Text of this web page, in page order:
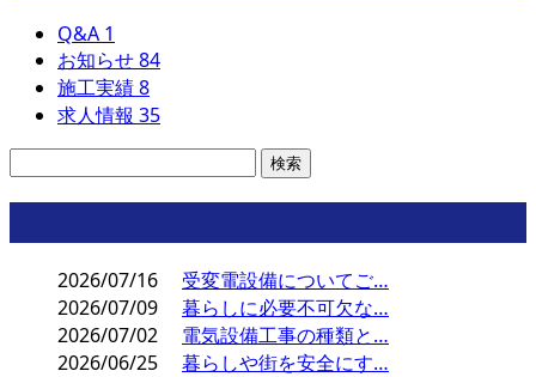
Q&A 1
お知らせ84
施工実績8
求人情報 35
2026/07/16
受変電設備についてご…
2026/07/09
暮らしに必要不可欠な…
2026/07/02
電気設備工事の種類と…
2026/06/25
暮らしや街を安全にす…